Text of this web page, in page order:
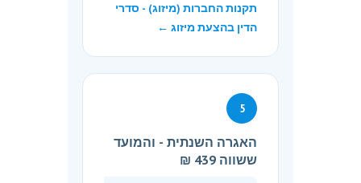
- יום השינוי) לפי שיעור השינוי של
המדד החדש לעומת המדד היסודי.
לשקל החדש השלם הקרוב.
(ג) המנהל הכללי של משרד
המשפטים יפרסם בהודעה
שהשתנה עקב האמור בתקנות
תקנות החברות (מיזוג) - סדרי
הדין בהצעת מיזוג ←
5
האגרה השנתית - והמועד
ששווה 439 ₪